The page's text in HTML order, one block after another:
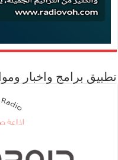
تطبيق برامج واخبار